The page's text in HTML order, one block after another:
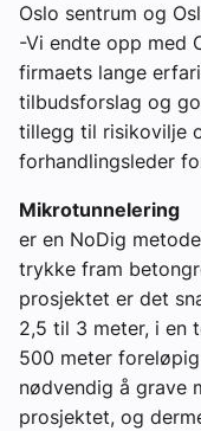
Oslo sentrum og
-Vi endte opp med
firmaets lange
tilbudsforslag og
tillegg til risikovilje
forhandlingsleder
Mikrotunnelering
er en NoDig
trykke fram
prosjektet er det
2,5 til 3 meter, i en
500 meter
nødvendig å grave
prosjektet, og